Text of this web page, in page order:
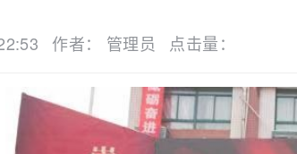
作者： 管理员 点击量：